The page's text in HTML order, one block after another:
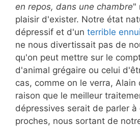
en repos, dans une chambre"
plaisir d'exister. Notre état
dépressif et d'un terrible ennui
ne nous divertissait pas de
qu'on peut mettre sur le
d'animal grégaire ou celui
cas, comme on le verra,
raison que le meilleur
dépressives serait de parler
proches, nous sortant de